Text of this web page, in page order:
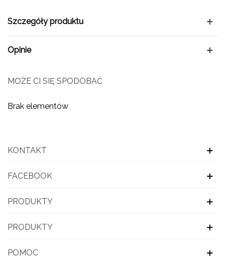
Szczegóły produktu
Opinie
MOŻE CI SIĘ SPODOBAĆ
Brak elementów
KONTAKT
FACEBOOK
PRODUKTY
PRODUKTY
POMOC